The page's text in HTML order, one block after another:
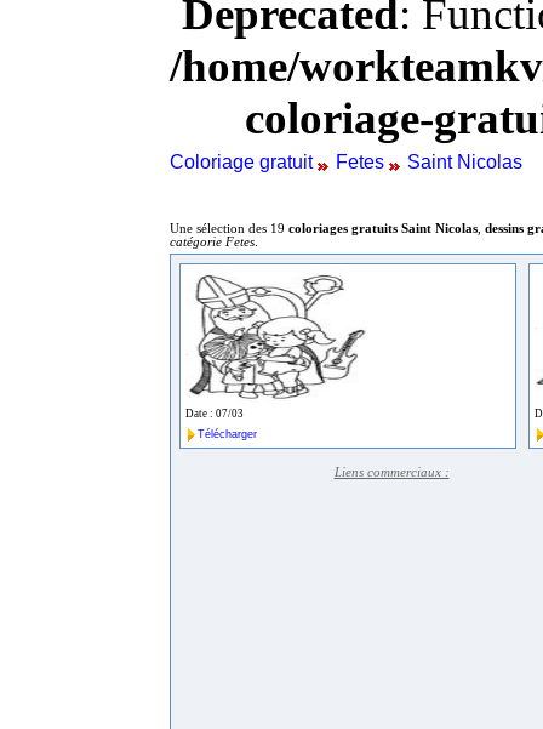
Deprecated:
/home/
coloriage-
Coloriage gratuit Fetes Saint Nicolas
Une sélection des 19 coloriages gratuits Saint Nicolas dessins
catégorie Fetes
Date : 07/03
Télécharger
Liens commerciaux :